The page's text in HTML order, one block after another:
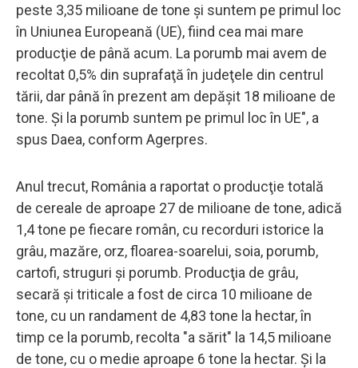
peste 3,35 milioane de tone şi suntem pe primul loc
în Uniunea Europeană (UE), fiind cea mai mare
producţie de până acum. La porumb mai avem de
recoltat 0,5% din suprafaţă în judeţele din centrul
tării, dar până în prezent am depăşit 18 milioane de
tone. Şi la porumb suntem pe primul loc în UE", a
spus Daea, conform Agerpres.
Anul trecut, România a raportat o producţie totală
de cereale de aproape 27 de milioane de tone, adică
1,4 tone pe fiecare român, cu recorduri istorice la
grâu, mazăre, orz, floarea-soarelui, soia, porumb,
cartofi, struguri şi porumb. Producţia de grâu,
secară şi triticale a fost de circa 10 milioane de
tone, cu un randament de 4,83 tone la hectar, în
timp ce la porumb, recolta "a sărit" la 14,5 milioane
de tone, cu o medie aproape 6 tone la hectar. Şi la